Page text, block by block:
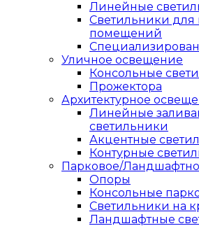
Линейные
Светильники для
помещений
Уличное освещение
Консольные
Прожектора
Архитектурное
Линейные
светильники
Акцентные
Контурные
Парковое/
Опоры
Консольные
Светильники на
Ландшафтные